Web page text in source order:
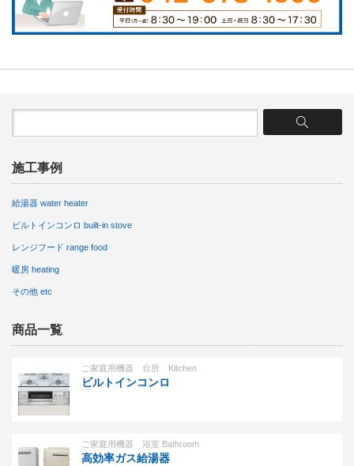
施工事例
給湯器 water heater
ビルトインコンロ built-in stove
レンジフード range food
暖房 heating
その他 etc
商品一覧
ご家庭用機器 台所 Kitchen
ビルトインコンロ
ご家庭用機器 浴室 Bathroom
高効率ガス給湯器